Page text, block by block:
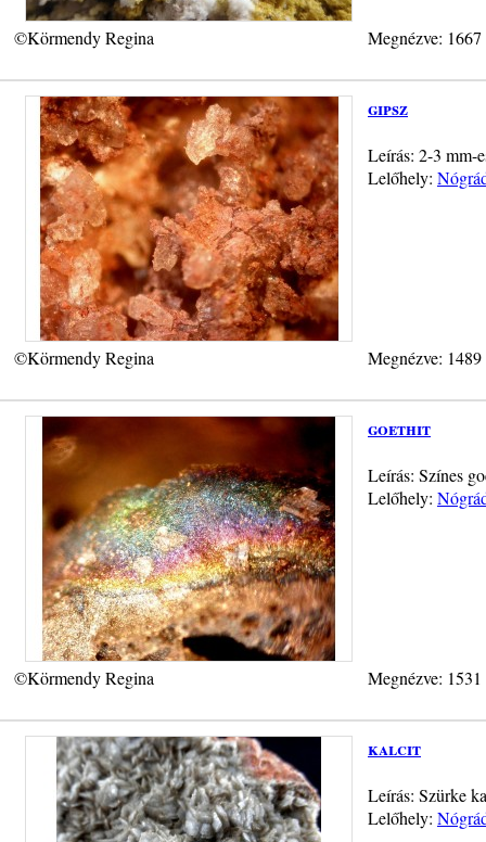
©Körmendy Regina Megnézve:
gipsz
Leírás: 2-3 mm-
Lelőhely:
©Körmendy Regina Megnézve:
goethit
Leírás: Színes
Lelőhely:
©Körmendy Regina Megnézve:
kalcit
Leírás: Szürke
Lelőhely: